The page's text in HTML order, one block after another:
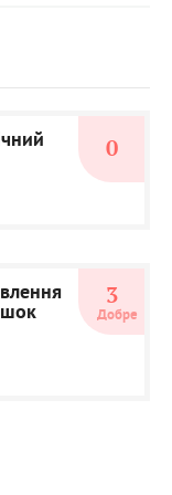
0
3
Добре